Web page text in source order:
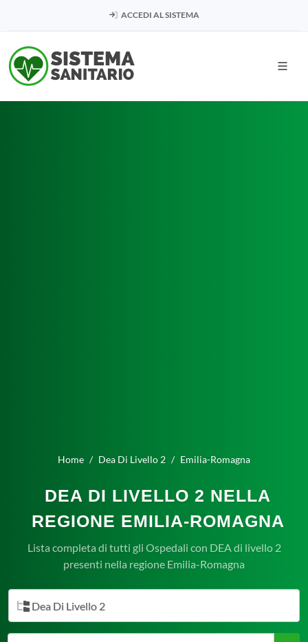
ACCEDI AL SISTEMA
Home Dea Di Livello 2 Emilia-Romagna
DEA DI LIVELLO 2 NELLA
REGIONE EMILIA-ROMAGNA
Lista completa di tutti gli Ospedali con DEA di livello 2
presenti nella regione Emilia-Romagna
Dea Di Livello 2